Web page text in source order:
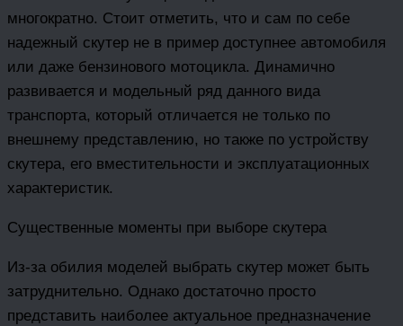
многократно. Стоит отметить, что и сам по себе
надежный скутер не в пример доступнее автомобиля
или даже бензинового мотоцикла. Динамично
развивается и модельный ряд данного вида
транспорта, который отличается не только по
внешнему представлению, но также по устройству
скутера, его вместительности и эксплуатационных
характеристик.
Существенные моменты при выборе скутера
Из-за обилия моделей выбрать скутер может быть
затруднительно. Однако достаточно просто
представить наиболее актуальное предназначение